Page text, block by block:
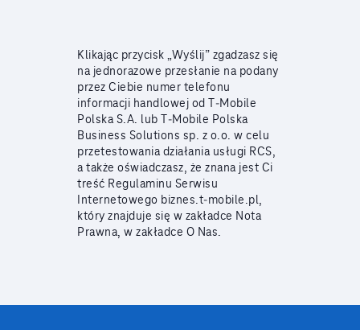
Klikając przycisk „Wyślij” zgadzasz się
na jednorazowe przesłanie na podany
przez Ciebie numer telefonu
informacji handlowej od T‑Mobile
Polska S.A. lub T‑Mobile Polska
Business Solutions sp. z o.o. w celu
przetestowania działania usługi RCS,
a także oświadczasz, że znana jest Ci
treść Regulaminu Serwisu
Internetowego biznes.t‑mobile.pl,
który znajduje się w zakładce Nota
Prawna, w zakładce O Nas.